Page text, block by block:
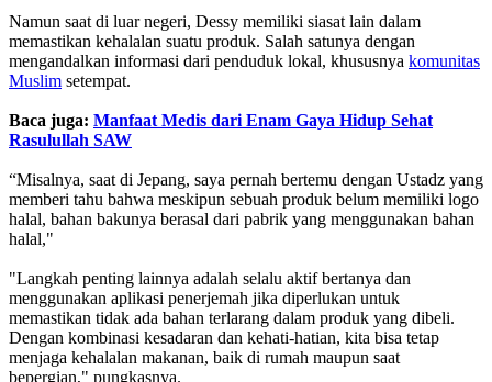
Namun saat di luar negeri, Dessy memiliki siasat lain dalam
memastikan kehalalan suatu produk. Salah satunya dengan
mengandalkan informasi dari penduduk lokal, khususnya komunitas
Muslim setempat.
Baca juga: Manfaat Medis dari Enam Gaya Hidup Sehat
Rasulullah SAW
“Misalnya, saat di Jepang, saya pernah bertemu dengan Ustadz yang
memberi tahu bahwa meskipun sebuah produk belum memiliki logo
halal, bahan bakunya berasal dari pabrik yang menggunakan bahan
halal,"
"Langkah penting lainnya adalah selalu aktif bertanya dan
menggunakan aplikasi penerjemah jika diperlukan untuk
memastikan tidak ada bahan terlarang dalam produk yang dibeli.
Dengan kombinasi kesadaran dan kehati-hatian, kita bisa tetap
menjaga kehalalan makanan, baik di rumah maupun saat
bepergian," pungkasnya.